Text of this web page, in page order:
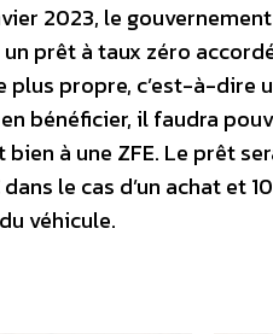
2023, le
prêt à taux zéro
plus propre, c’est-à-dire
bénéficier, il faudra
à une ZFE. Le prêt
le cas d’un achat et
véhicule.